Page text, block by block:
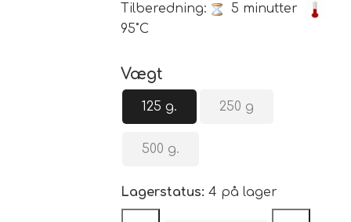
Grøn Hvid Te
Hvid Te
Rooibush
Husets Teblandinger
Matcha te og tilbehør
Tilberedning:
5 minutter
95˚C
Vægt
125 g. 250 g
500 g.
Lagerstatus: 4 på lager